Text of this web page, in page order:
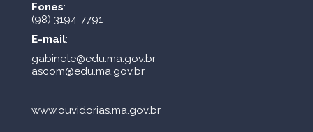
Fones:
(98) 3194-7791
E-mail:
gabinete@edu.ma.gov.br
ascom@edu.ma.gov.br
www.ouvidorias.ma.gov.br